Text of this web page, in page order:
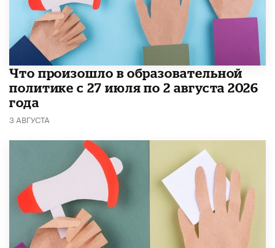
​Что произошло в образовательной
политике с 27 июля по 2 августа 2026
года
3 АВГУСТА